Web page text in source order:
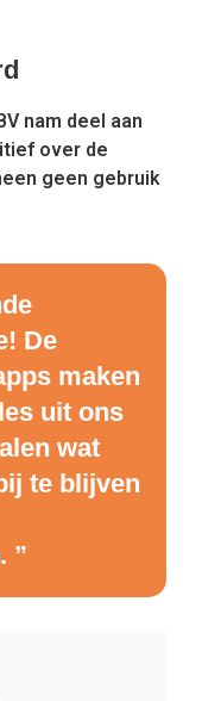
nam deel aan
over de
geen gebruik
De
maken
uit ons
wat
te blijven
”